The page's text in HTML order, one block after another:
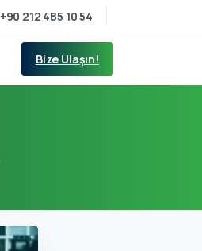
+90 212 485 10 54
Bize Ulaşın!